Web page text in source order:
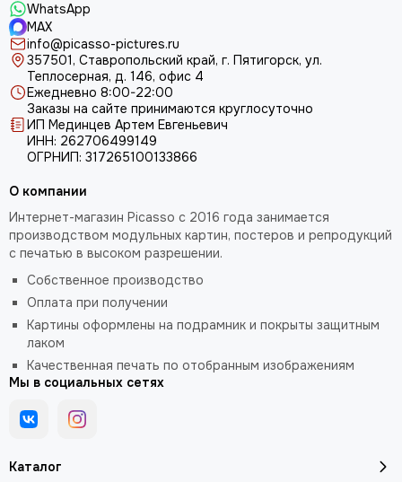
WhatsApp
MAX
info@picasso-pictures.ru
357501, Ставропольский край, г. Пятигорск, ул.
Теплосерная, д. 146, офис 4
Ежедневно 8:00-22:00
Заказы на сайте принимаются круглосуточно
ИП Мединцев Артем Евгеньевич
ИНН: 262706499149
ОГРНИП: 317265100133866
Каталог
О компании
Интернет-магазин Picasso с 2016 года занимается
производством модульных картин, постеров и репродукций
с печатью в высоком разрешении.
Собственное производство
Оплата при получении
Картины оформлены на подрамник и покрыты защитным
лаком
Качественная печать по отобранным изображениям
Мы в социальных сетях